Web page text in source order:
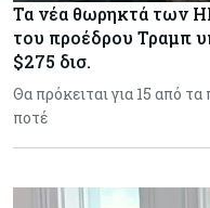
Τα νέα θωρηκτά των
του προέδρου Τραμπ
$275 δισ.
Θα πρόκειται για 15 από
ποτέ